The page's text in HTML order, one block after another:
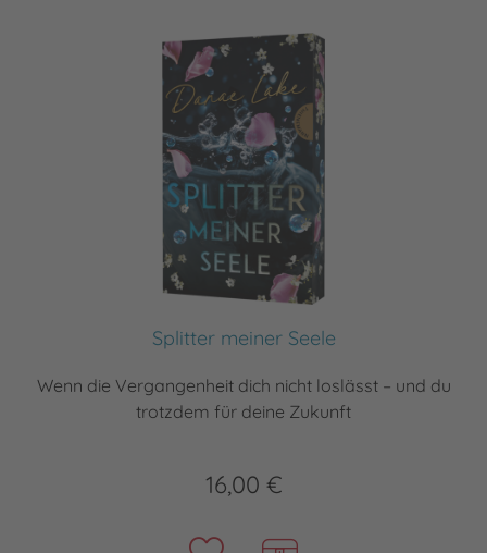
Splitter meiner Seele
Wenn die Vergangenheit dich nicht loslässt – und du
trotzdem für deine Zukunft
16,00 €